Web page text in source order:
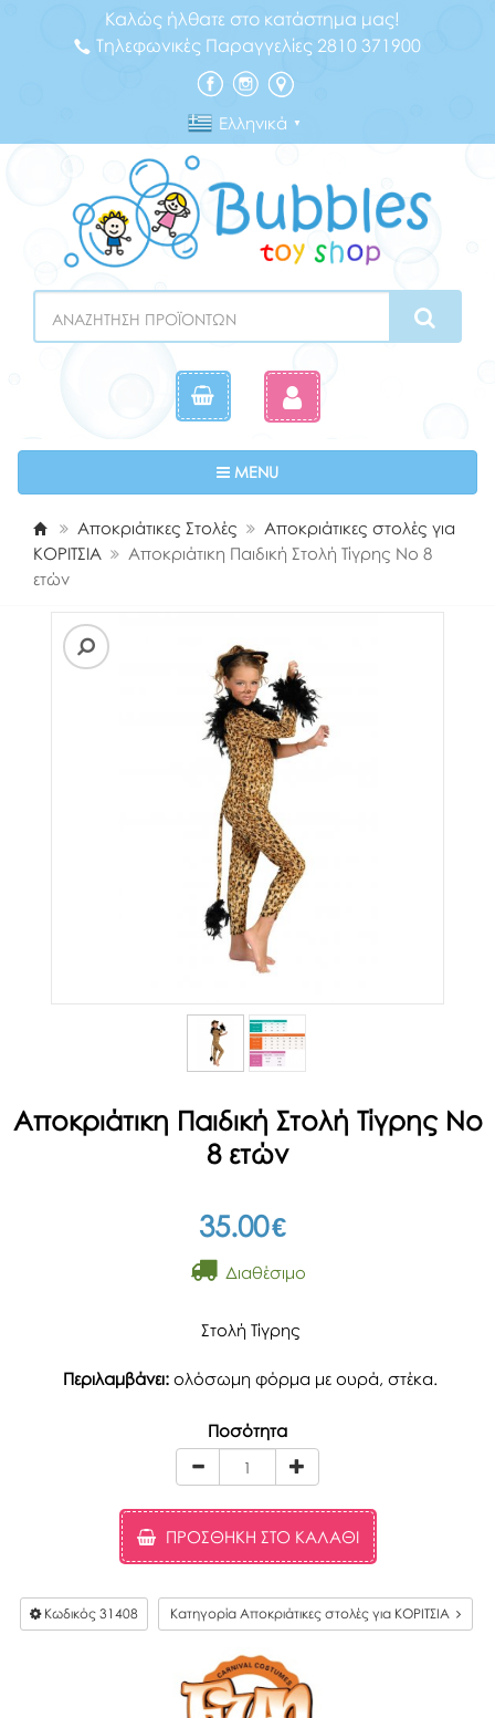
Καλώς ήλθατε στο κατάστημα μας!
Τηλεφωνικές Παραγγελίες 2810 371900
Ελληνικά ▼
MENUToggle navigation
Αποκριάτικες Στολές
Αποκριάτικες στολές για
ΚΟΡΙΤΣΙΑ
Αποκριάτικη Παιδική Στολή Τίγρης Νο 8
ετών
Αποκριάτικη Παιδική Στολή Τίγρης Νο
8 ετών
35.00€
Διαθέσιμο
Στολή Τίγρης
Περιλαμβάνει: ολόσωμη φόρμα με ουρά, στέκα.
Ποσότητα
ΠΡΟΣΘΉΚΗ ΣΤΟ ΚΑΛΆΘΙ
Κωδικός 31408 Κατηγορία Αποκριάτικες στολές για ΚΟΡΙΤΣΙΑ